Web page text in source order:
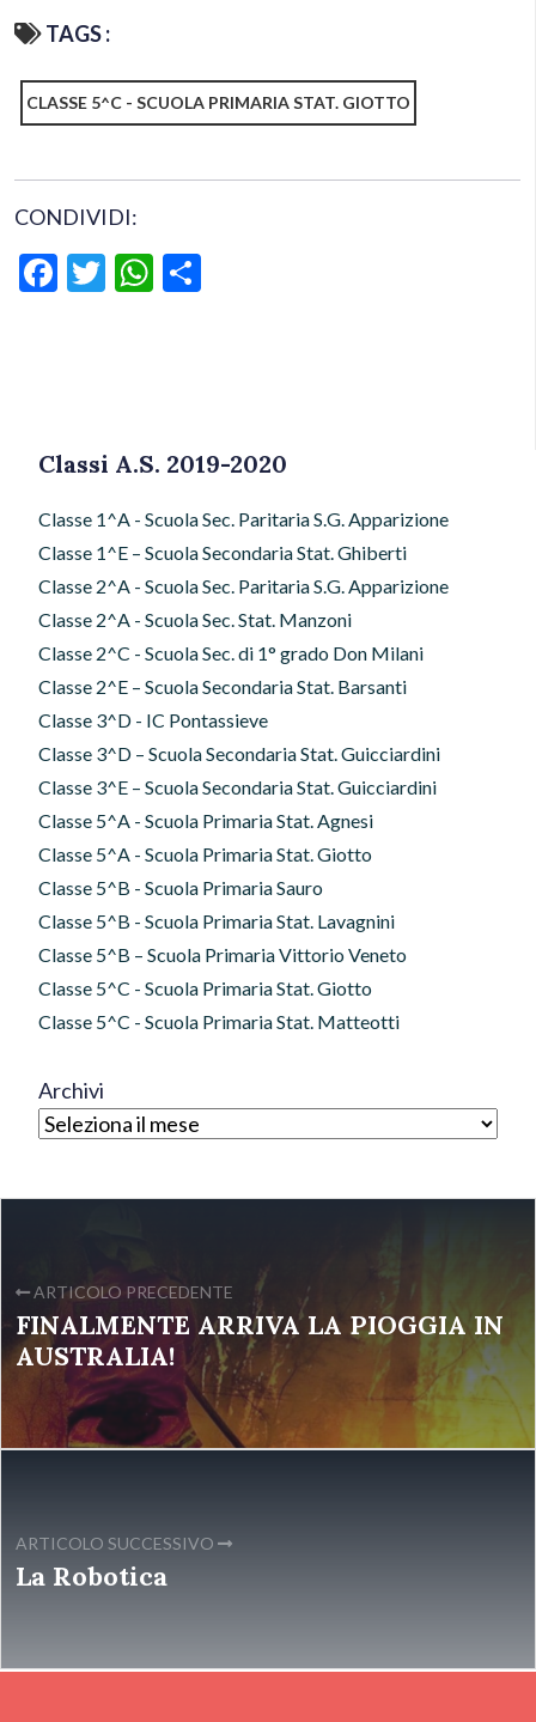
TAGS :
CLASSE 5^C - SCUOLA PRIMARIA STAT. GIOTTO
CONDIVIDI:
Facebook
TwitterWhatsApp
Classi A.S. 2019-2020
Classe 1^A - Scuola Sec. Paritaria S.G. Apparizione
Classe 1^E – Scuola Secondaria Stat. Ghiberti
Classe 2^A - Scuola Sec. Paritaria S.G. Apparizione
Classe 2^A - Scuola Sec. Stat. Manzoni
Classe 2^C - Scuola Sec. di 1° grado Don Milani
Classe 2^E – Scuola Secondaria Stat. Barsanti
Classe 3^D - IC Pontassieve
Classe 3^D – Scuola Secondaria Stat. Guicciardini
Classe 3^E – Scuola Secondaria Stat. Guicciardini
Classe 5^A - Scuola Primaria Stat. Agnesi
Classe 5^A - Scuola Primaria Stat. Giotto
Classe 5^B - Scuola Primaria Sauro
Classe 5^B - Scuola Primaria Stat. Lavagnini
Classe 5^B – Scuola Primaria Vittorio Veneto
Classe 5^C - Scuola Primaria Stat. Giotto
Classe 5^C - Scuola Primaria Stat. Matteotti
Archivi
ARTICOLO PRECEDENTE
FINALMENTE ARRIVA LA PIOGGIA IN
AUSTRALIA!
ARTICOLO SUCCESSIVO
La Robotica